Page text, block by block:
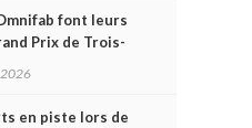
font leurs
Prix de Trois-
un format inspiré
2026
en piste lors de